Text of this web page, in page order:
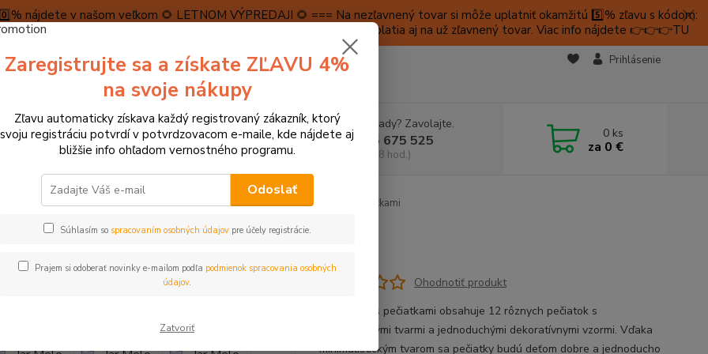
nájdete v našom veľkom 🌻 LETNOM VÝPREDAJI 🌻 === Na nezľavnený tovar si môže uplatniť okamžitú 5️⃣% zľavu s kódom:
máme teraz pripravené špeciálne zľavy až do výšky 1️⃣5️⃣% , ktoré platia aj na už zľavnený tovar. Viac info nájdete 👉👉👉TU
A PLATBA RECENZIE 👉VRÁTENIE TOVARU👈
KONTAKTY
Prihlásenie
Hľadať
Neviete si rady? Zavolajte.
+421 905 675 525
(Po-Pia, 9-18 hod.)
0 ks
za 0 €
► KREATÍVNE HRAČKY Kreslenie, pečiatky, tetovačky Jar Melo Set s pečiatkami
Set s pečiatkami
Ohodnotiť produkt
Skvelý set s pečiatkami obsahuje 12 rôznych pečiatok s
geometrickými tvarmi a jednoduchými dekoratívnymi vzormi. Vďaka
minimalistickým tvarom sa pečiatky budú deťom dobre a jednoducho
Zaregistrujte sa a získate ZĽAVU 4%
na svoje nákupy
Zľavu automaticky získava každý registrovaný zákazník, ktorý
svoju registráciu potvrdí v potvrdzovacom e-maile, kde nájdete aj
bližšie info ohľadom vernostného programu.
Odoslať
Súhlasím so spracovaním osobných údajovpre účely registrácie.
Prajem si odoberať novinky e-mailom podľa podmienok spracovania osobných
údajov.
Zatvoriť